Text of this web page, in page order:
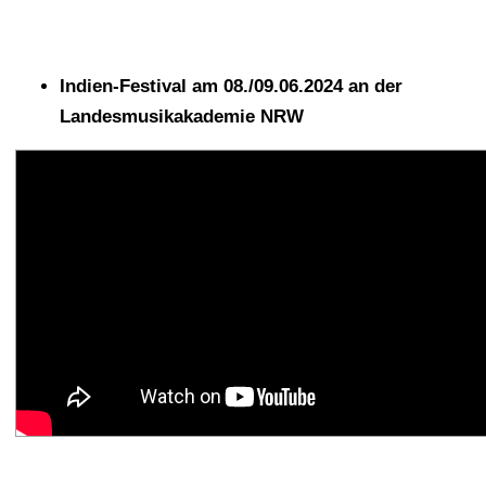
Indien-Festival am 08./09.06.2024 an der
Landesmusikakademie NRW